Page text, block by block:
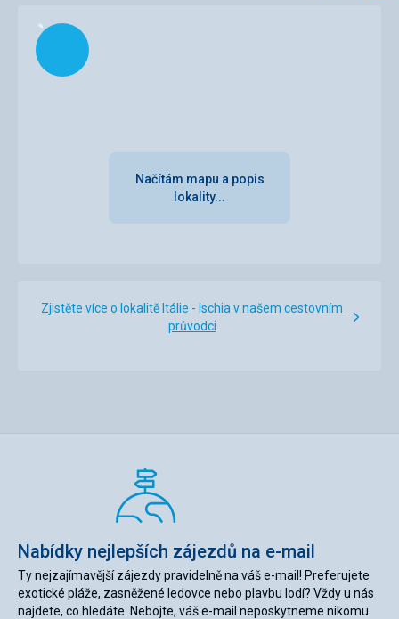
Načítám
Načítám mapu a popis
lokality...
Zjistěte více o lokalitě Itálie - Ischia v našem cestovním
průvodci
Nabídky nejlepších zájezdů na e-mail
Ty nejzajímavější zájezdy pravidelně na váš e-mail! Preferujete
exotické pláže, zasněžené ledovce nebo plavbu lodí? Vždy u nás
najdete, co hledáte. Nebojte, váš e-mail neposkytneme nikomu